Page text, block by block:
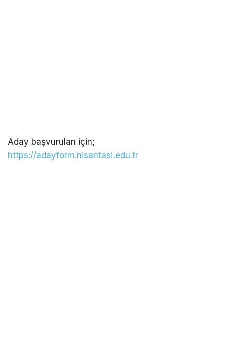
Aday başvuruları için;
https://adayform.nisantasi.edu.tr